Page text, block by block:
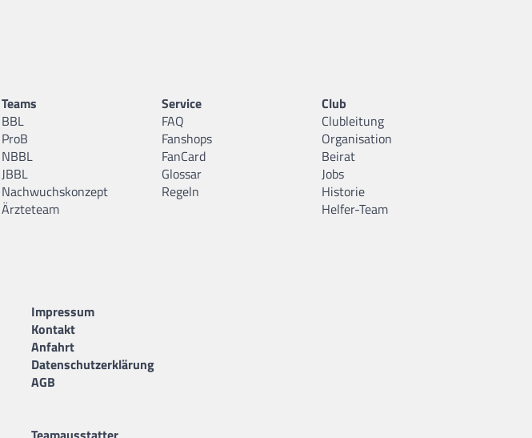
Teams
BBL
ProB
NBBL
JBBL
Nachwuchskonzept
Ärzteteam
Service
FAQ
Fanshops
FanCard
Glossar
Regeln
Club
Clubleitung
Organisation
Beirat
Jobs
Historie
Helfer-Team
Impressum
Kontakt
Anfahrt
Datenschutzerklärung
AGB